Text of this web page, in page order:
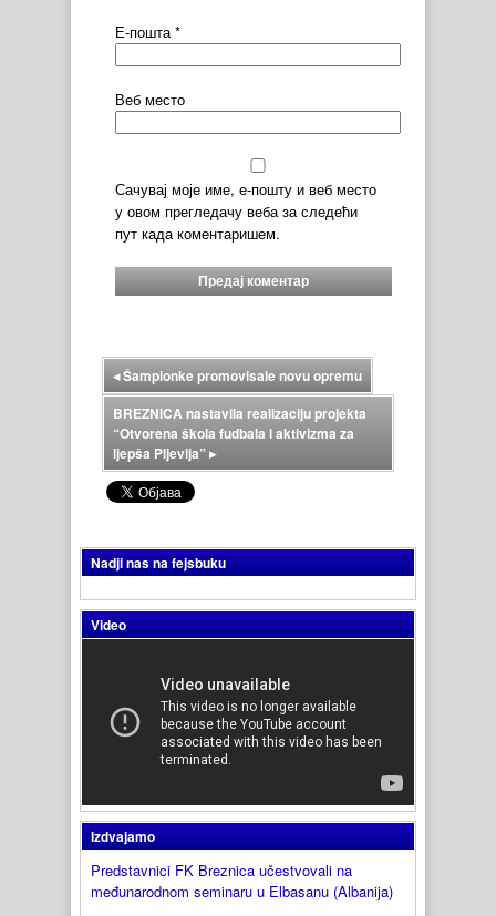
Е-пошта*
Веб место
Сачувај моје име, е-пошту и веб место
у овом прегледачу веба за следећи
пут када коментаришем.
◂Šampionke promovisale novu opremu
BREZNICA nastavila realizaciju projekta
“Otvorena škola fudbala i aktivizma za
ljepša Pljevlja”▸
Nadji nas na fejsbuku
Video
Izdvajamo
Predstavnici FK Breznica učestvovali na
međunarodnom seminaru u Elbasanu (Albanija)